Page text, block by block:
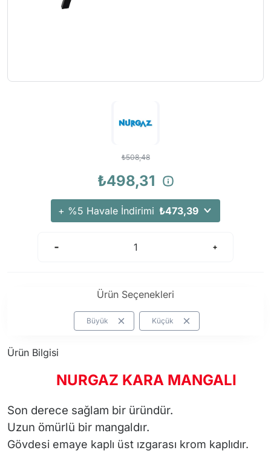
₺508,48
₺498,31
+ %5 Havale İndirimi ₺473,39
Ürün Seçenekleri
Büyük Küçük
Ürün Bilgisi
NURGAZ KARA MANGALI
Son derece sağlam bir üründür.
Uzun ömürlü bir mangaldır.
Gövdesi emaye kaplı üst ızgarası krom kaplıdır.